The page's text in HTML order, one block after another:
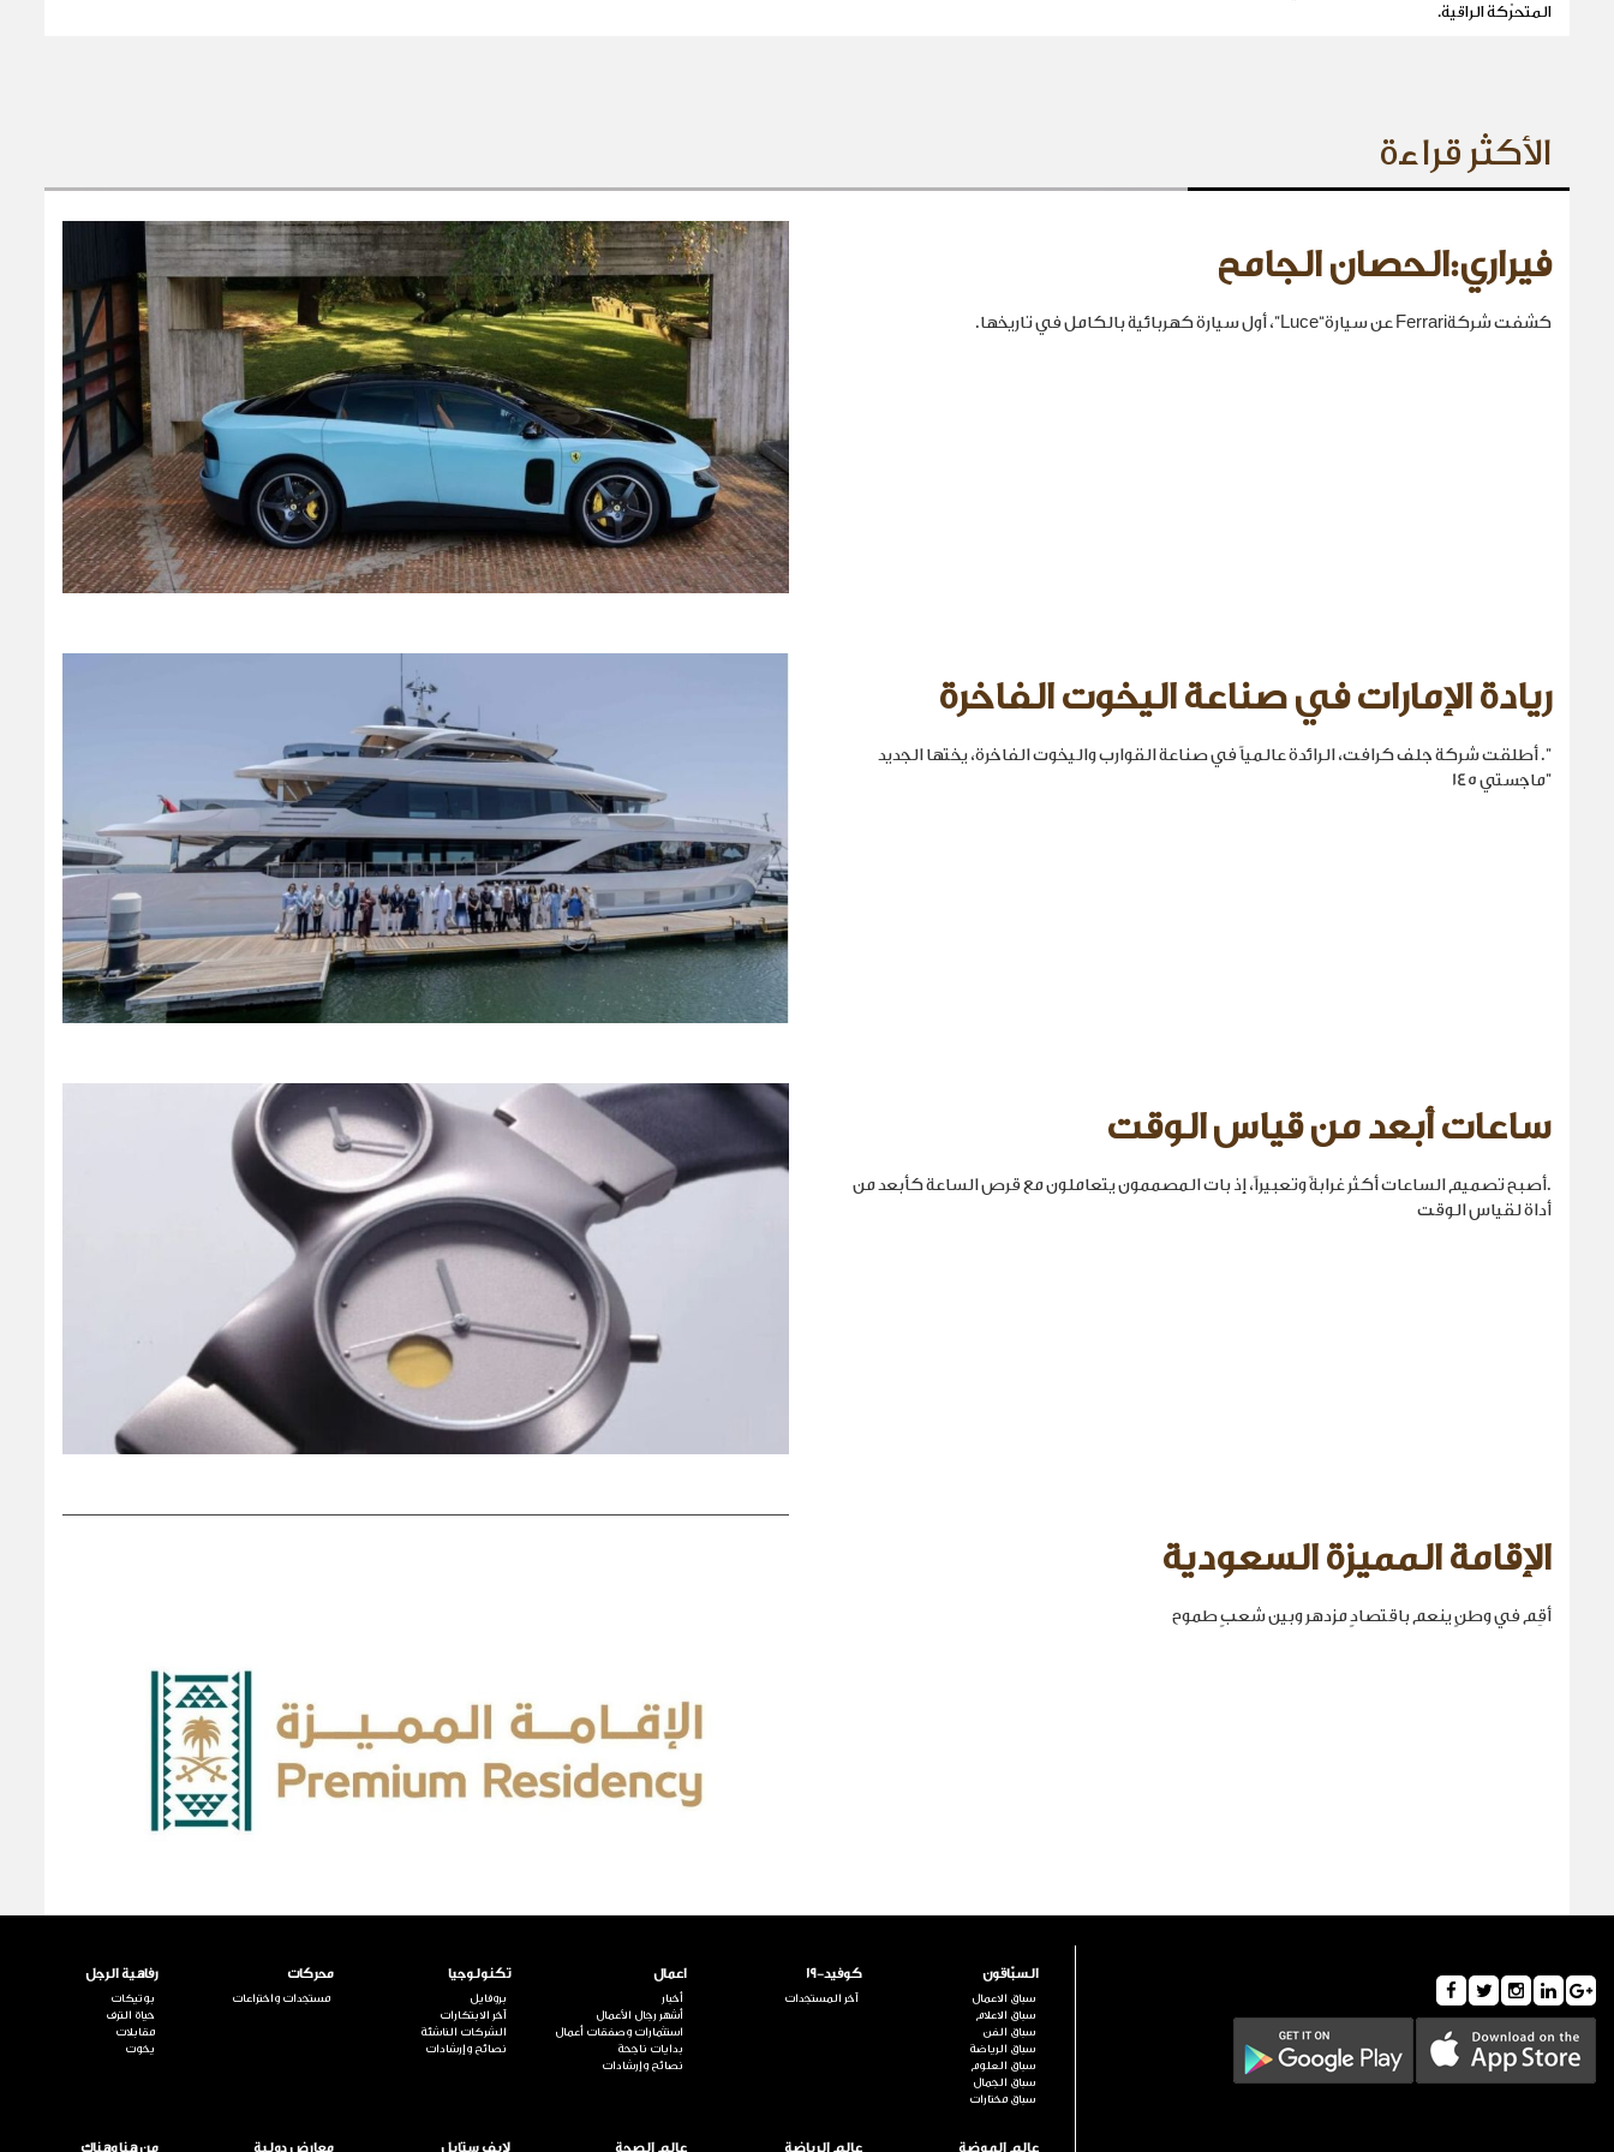
المتحرّكة الراقية.
الأكثر قراءة
فيراري:الحصان الجامح
كشفت شركةFerrari عن سيارة“Luce”، أول سيارة كهربائية بالكامل في تاريخها.
ريادة الإمارات في صناعة اليخوت الفاخرة
". أطلقت شركة جلف كرافت، الرائدة عالمياً في صناعة القوارب واليخوت الفاخرة، يختها الجديد
"ماجستي 145
ساعات أبعد من قياس الوقت
.أصبح تصميم الساعات أكثر غرابةً وتعبيراً، إذ بات المصممون يتعاملون مع قرص الساعة كأبعد من
أداة لقياس الوقت
الإقامة المميزة السعودية
أقِم في وطنٍ ينعم باقتصادٍ مزدهر وبين شعبٍ طموح
السبّاقون
سباق الاعمال
سباق الاعلام
سباق الفن
سباق الرياضة
سباق العلوم
سباق الجمال
سباق مختارات
كوفيد-19
آخر المستجدات
اعمال
أخبار
أشهر رجال الأعمال
استثمارات وصفقات أعمال
بدايات ناجحة
نصائح وإرشادات
تكنولوجيا
بروفايل
آخر الابتكارات
الشركات الناشئة
نصائح وإرشادات
محركات
مستجدات واختراعات
رفاهية الرجل
بوتيكات
حياة الترف
مقابلات
يخوت
عالم الموضة عالم الرياضة عالم الصحة لايف ستايل معارض دولية من هنا وهناك